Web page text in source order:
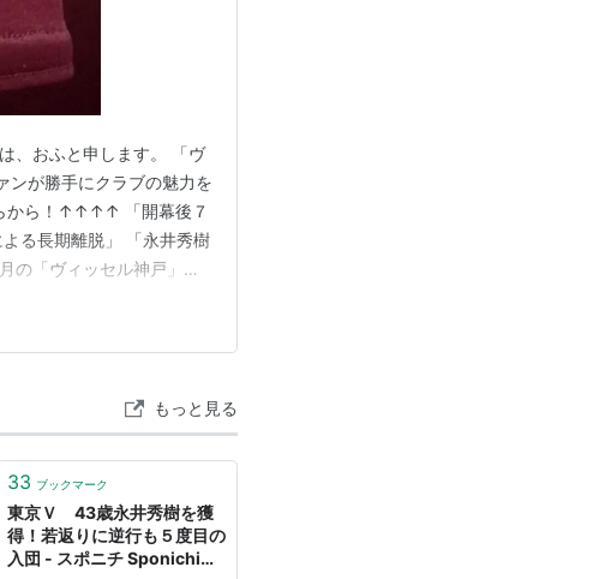
、おふと申します。 「ヴ
ンが勝手にクラブの魅力を
から！↑↑↑↑ 「開幕後７
る長期離脱」 「永井秀樹
の「ヴィッセル神戸」。
建て直しで「一致団
もっと見る
33 ブックマーク
東京Ｖ 43歳永井秀樹を獲
得！若返りに逆行も５度目の
入団 - スポニチ Sponichi